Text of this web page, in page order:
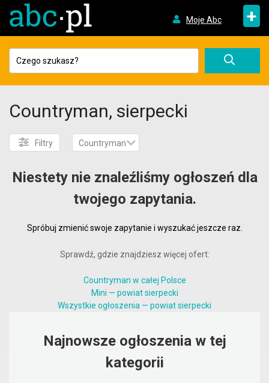
Moje Abc +
Countryman, sierpecki
Filtry Countryman
Niestety nie znaleźliśmy ogłoszeń dla
twojego zapytania.
Spróbuj zmienić swoje zapytanie i wyszukać jeszcze raz.
Sprawdź, gdzie znajdziesz więcej ofert:
Countryman w całej Polsce
Mini — powiat sierpecki
Wszystkie ogłoszenia — powiat sierpecki
Najnowsze ogłoszenia w tej
kategorii